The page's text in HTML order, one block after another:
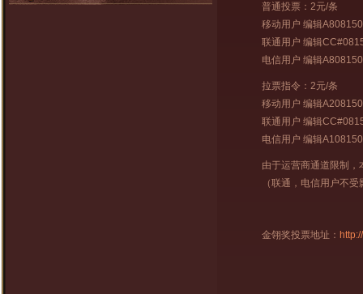
普通投票：2元/条
移动用户 编辑
联通用户 编辑
电信用户 编辑
拉票指令：2元/条
移动用户 编辑
联通用户 编辑
电信用户 编辑
由于运营商通道限制
（联通，电信用户不
金翎奖投票地址：